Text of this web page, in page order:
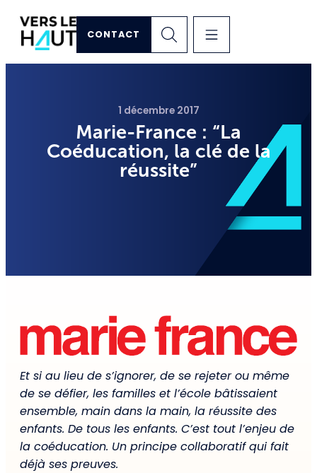
CONTACT
1 décembre 2017
Marie-France : “La
Coéducation, la clé de la
réussite”
Et si au lieu de s’ignorer, de se rejeter ou même
de se défier, les familles et l’école bâtissaient
ensemble, main dans la main, la réussite des
enfants. De tous les enfants. C’est tout l’enjeu de
la coéducation. Un principe collaboratif qui fait
déjà ses preuves.